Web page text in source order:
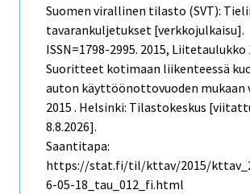
Suomen virallinen tilasto (SVT):
tavarankuljetukset [verkkojulkaisu].
ISSN=1798-2995. 2015, Liitetaulukko
Suoritteet kotimaan liikenteessä
auton käyttöönottovuoden mukaan
2015 . Helsinki: Tilastokeskus
8.8.2026].
Saantitapa:
https://stat.fi/til/kttav/2015/
6-05-18_tau_012_fi.html